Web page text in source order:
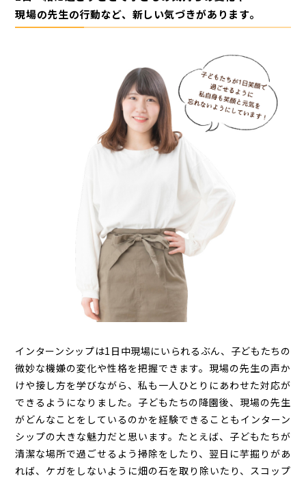
現場の先生の行動など、新しい気づきがあります。
インターンシップは1日中現場にいられるぶん、子どもたちの
微妙な機嫌の変化や性格を把握できます。現場の先生の声か
けや接し方を学びながら、私も一人ひとりにあわせた対応が
できるようになりました。子どもたちの降園後、現場の先生
がどんなことをしているのかを経験できることもインターン
シップの大きな魅力だと思います。たとえば、子どもたちが
清潔な場所で過ごせるよう掃除をしたり、翌日に芋掘りがあ
れば、ケガをしないように畑の石を取り除いたり、スコップ